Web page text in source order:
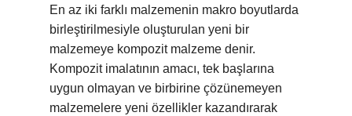
En az iki farklı malzemenin makro boyutlarda
birleştirilmesiyle oluşturulan yeni bir
malzemeye kompozit malzeme denir.
Kompozit imalatının amacı, tek başlarına
uygun olmayan ve birbirine çözünemeyen
malzemelere yeni özellikler kazandırarak